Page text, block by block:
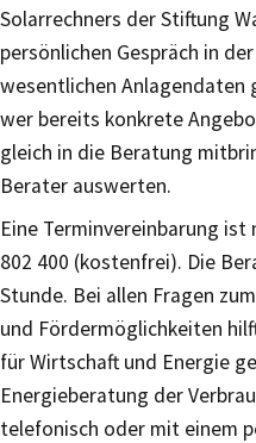
Solarrechners der Stiftung
persönlichen Gespräch in
wesentlichen
wer bereits konkrete
gleich in die Beratung
Berater auswerten.
Eine Terminvereinbarung
802 400 (kostenfrei). Die
Stunde. Bei allen Fragen
und Fördermöglichkeiten
für Wirtschaft und Energie
Energieberatung der
telefonisch oder mit einem